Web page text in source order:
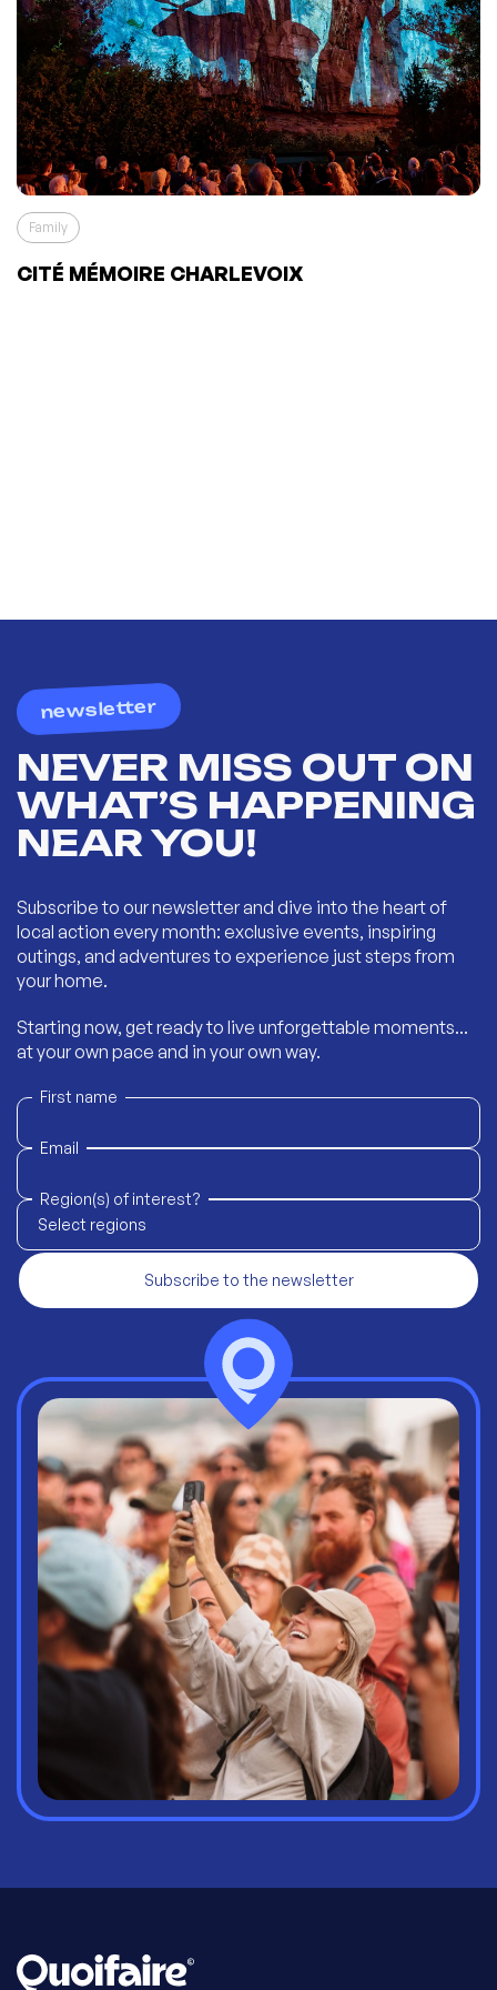
Family
CITÉ MÉMOIRE CHARLEVOIX
newsletter
NEVER MISS OUT ON
WHAT’S HAPPENING
NEAR YOU!
Subscribe to our newsletter and dive into the heart of
local action every month: exclusive events, inspiring
outings, and adventures to experience just steps from
your home.
Starting now, get ready to live unforgettable moments...
at your own pace and in your own way.
First name
Email
Region(s) of interest?
Select regions
Subscribe to the newsletter